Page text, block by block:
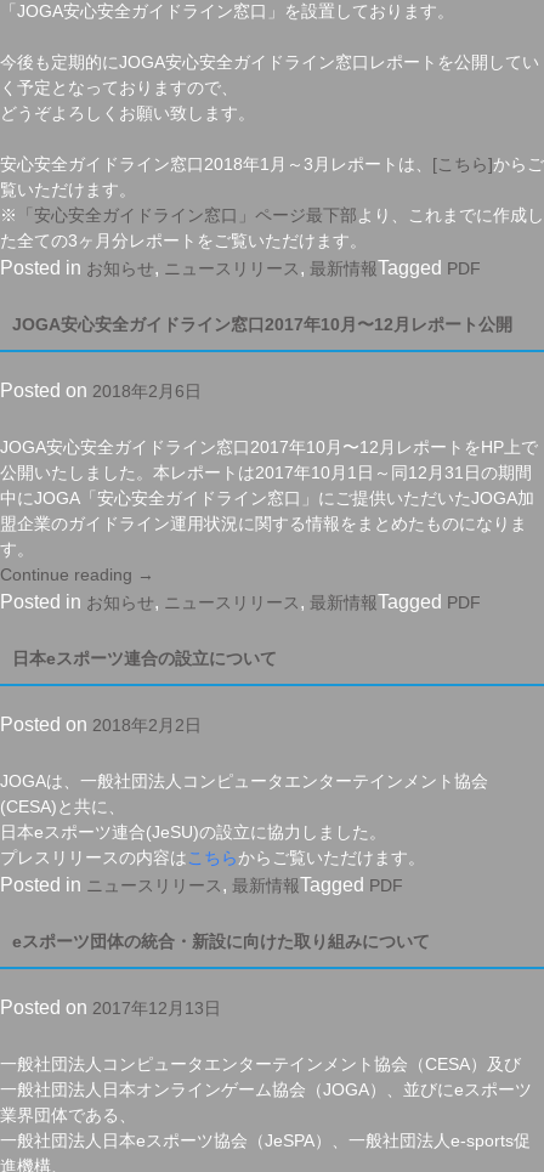
「JOGA安心安全ガイドライン窓口」を設置しております。
今後も定期的にJOGA安心安全ガイドライン窓口レポートを公開してい
く予定となっておりますので、
どうぞよろしくお願い致します。
安心安全ガイドライン窓口2018年1月～3月レポートは、 [こちら]からご
覧いただけます。
※
「安心安全ガイドライン窓口」ページ最下部より、これまでに作成し
た全ての3ヶ月分レポートをご覧いただけます。
Posted in お知らせ, ニュースリリース , 最新情報Tagged PDF
JOGA安心安全ガイドライン窓口2017年10月〜12月レポート公開
Posted on 2018年2月6日
JOGA安心安全ガイドライン窓口2017年10月〜12月レポートをHP上で
公開いたしました。本レポートは2017年10月1日～同12月31日の期間
中にJOGA「安心安全ガイドライン窓口」にご提供いただいたJOGA加
盟企業のガイドライン運用状況に関する情報をまとめたものになりま
す。
Continue reading “JOGA
安
安
イ
ラ
ン
窓
口
年
12
レ
ポ
ト
→
Posted in お知らせ, ニュースリリース , 最新情報Tagged PDF
日本eスポーツ連合の設立について
Posted on 2018年2月2日
JOGAは、一般社団法人コンピュータエンターテインメント協会
(CESA)と共に、
日本eスポーツ連合(JeSU)の設立に協力しました。
プレスリリースの内容は こちらからご覧いただけます。
Posted in ニュースリリース , 最新情報Tagged PDF
eスポーツ団体の統合・新設に向けた取り組みについて
Posted on 2017年12月13日
一般社団法人コンピュータエンターテインメント協会（CESA）及び
一般社団法人日本オンラインゲーム協会（JOGA）、並びにeスポーツ
業界団体である、
一般社団法人日本eスポーツ協会（JeSPA）、一般社団法人e‐sports促
進機構、